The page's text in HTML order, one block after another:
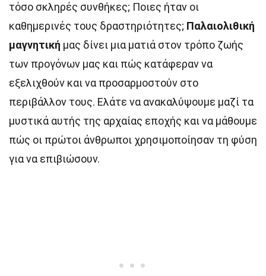
τόσο σκληρές συνθήκες; Ποιες ήταν οι
καθημερινές τους δραστηριότητες; Παλαιολιθική
μαγνητική μας δίνει μια ματιά στον τρόπο ζωής
των προγόνων μας και πώς κατάφεραν να
εξελιχθούν και να προσαρμοστούν στο
περιβάλλον τους. Ελάτε να ανακαλύψουμε μαζί τα
μυστικά αυτής της αρχαίας εποχής και να μάθουμε
πώς οι πρώτοι άνθρωποι χρησιμοποίησαν τη φύση
για να επιβιώσουν.